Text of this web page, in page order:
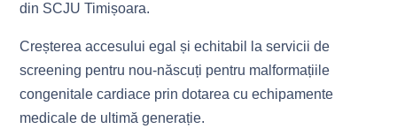
din SCJU Timișoara.
Creșterea accesului egal și echitabil la servicii de
screening pentru nou-născuți pentru malformațiile
congenitale cardiace prin dotarea cu echipamente
medicale de ultimă generație.